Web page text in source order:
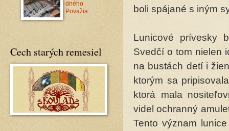
boli spájané s iným
Lunicové prívesky
Svedčí o tom nielen
na bustách detí i
ktorým sa
ktorá mala
videl ochranný
Tento význam
dného
Považia
Cech starých remesiel